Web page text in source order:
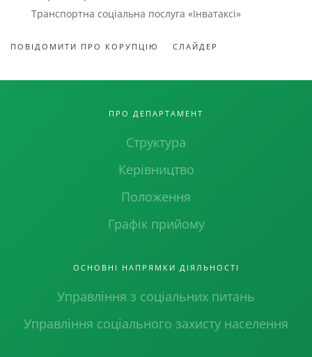
Транспортна соціальна послуга «Інватаксі»
ПОВІДОМИТИ ПРО КОРУПЦІЮ СЛАЙДЕР
ПРО ДЕПАРТАМЕНТ
Структура
Керівництво
Положення
Графік прийому
ОСНОВНІ НАПРЯМКИ ДІЯЛЬНОСТІ
Управління з соціальних питань
Управління соціального захисту населення